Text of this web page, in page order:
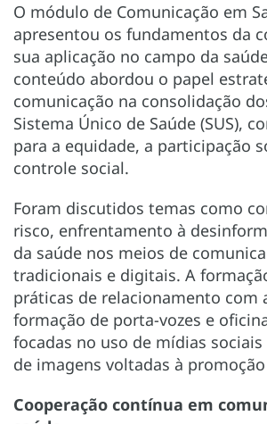
O módulo de Comunicação em
apresentou os fundamentos da
sua aplicação no campo da
conteúdo abordou o papel
comunicação na consolidação
Sistema Único de Saúde (SUS),
para a equidade, a participação
controle social.
Foram discutidos temas como
risco, enfrentamento à
da saúde nos meios de
tradicionais e digitais. A
práticas de relacionamento com
formação de porta-vozes e
focadas no uso de mídias
de imagens voltadas à
Cooperação contínua em